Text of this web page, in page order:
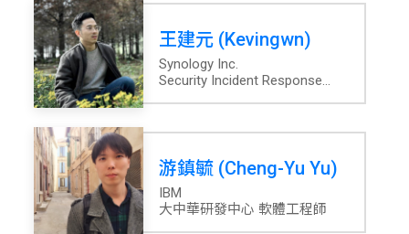
王建元 (Kevingwn)
Synology Inc.
Security Incident Response
游鎮毓 (Cheng-Yu Yu)
IBM
大中華研發中心 軟體工程師